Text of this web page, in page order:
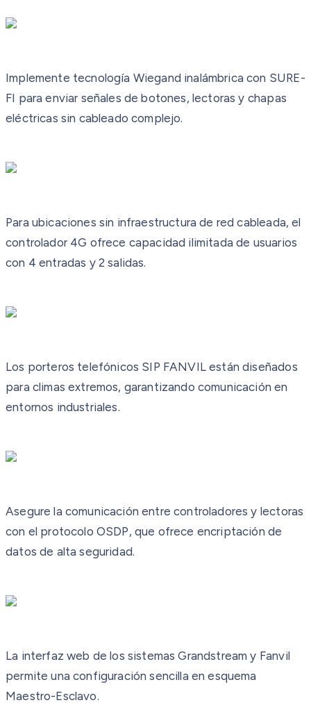
Implemente tecnología Wiegand inalámbrica con SURE-
FI para enviar señales de botones, lectoras y chapas
eléctricas sin cableado complejo.
Para ubicaciones sin infraestructura de red cableada, el
controlador 4G ofrece capacidad ilimitada de usuarios
con 4 entradas y 2 salidas.
Los porteros telefónicos SIP FANVIL están diseñados
para climas extremos, garantizando comunicación en
entornos industriales.
Asegure la comunicación entre controladores y lectoras
con el protocolo OSDP, que ofrece encriptación de
datos de alta seguridad.
La interfaz web de los sistemas Grandstream y Fanvil
permite una configuración sencilla en esquema
Maestro-Esclavo.